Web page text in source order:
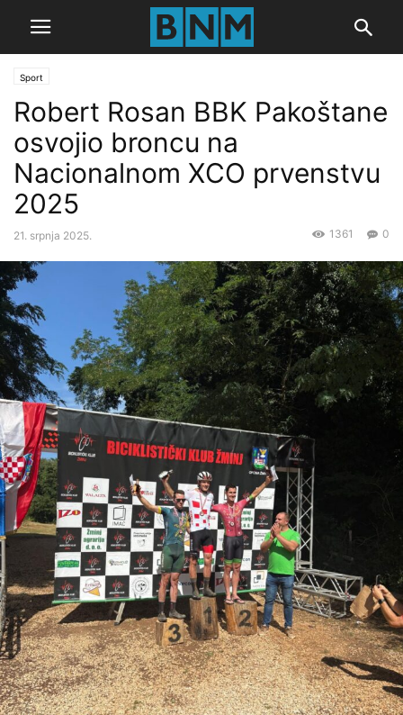
Sport
Robert Rosan BBK Pakoštane
osvojio broncu na
Nacionalnom XCO prvenstvu
2025
21. srpnja 2025. 0
1361